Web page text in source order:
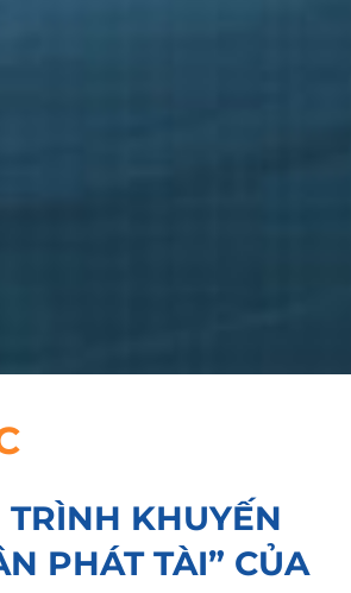
TRÌNH KHUYẾN
PHÁT TÀI” CỦA